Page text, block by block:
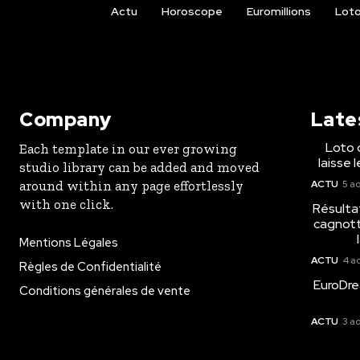
Actu Horoscope Euromillions
Company
Each template in our ever growing
studio library can be added and moved
around within any page effortlessly
with one click.
Mentions Légales
Règles de Confidentialité
Conditions générales de vente
Loto
laisse
ACTU 5
ACTU 4
ACTU 3